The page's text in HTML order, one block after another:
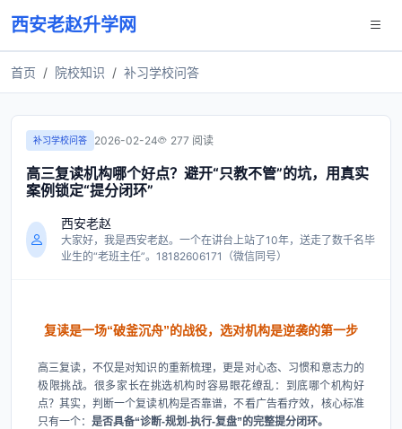
西安老赵升学网
首页 院校知识 补习学校问答
补习学校问答 2026-02-24 277 阅读
高三复读机构哪个好点？避开“只教不管”的坑，用真实
案例锁定“提分闭环”
西安老赵
大家好，我是西安老赵。一个在讲台上站了10年，送走了数千名毕
业生的“老班主任”。18182606171（微信同号）
复读是一场“破釜沉舟”的战役，选对机构是逆袭的第一步
高三复读，不仅是对知识的重新梳理，更是对心态、习惯和意志力的
极限挑战。很多家长在挑选机构时容易眼花缭乱：到底哪个机构好
点？其实，判断一个复读机构是否靠谱，不看广告看疗效，核心标准
只有一个： 是否具备“诊断-规划-执行-复盘”的完整提分闭环。